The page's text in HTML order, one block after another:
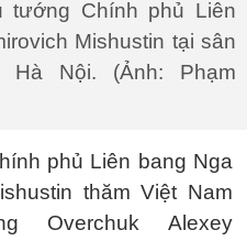
tướng Chính phủ Liên
Mishustin tại sân
Nội. (Ảnh: Phạm
phủ Liên bang Nga
thăm Việt Nam
Overchuk Alexey